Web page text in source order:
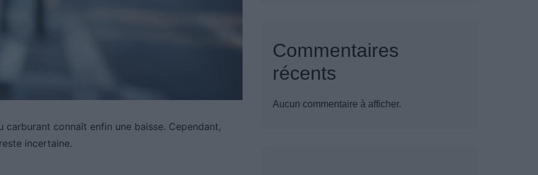
carburant connaît enfin une baisse. Cependant,
incertaine.
Commentaires
récents
Aucun commentaire à afficher.